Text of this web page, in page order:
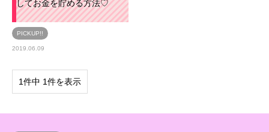
してお金を貯める方法♡
PICKUP!!
2019.06.09
1件中 1件を表示